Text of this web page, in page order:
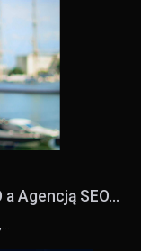
Agencją SEO...